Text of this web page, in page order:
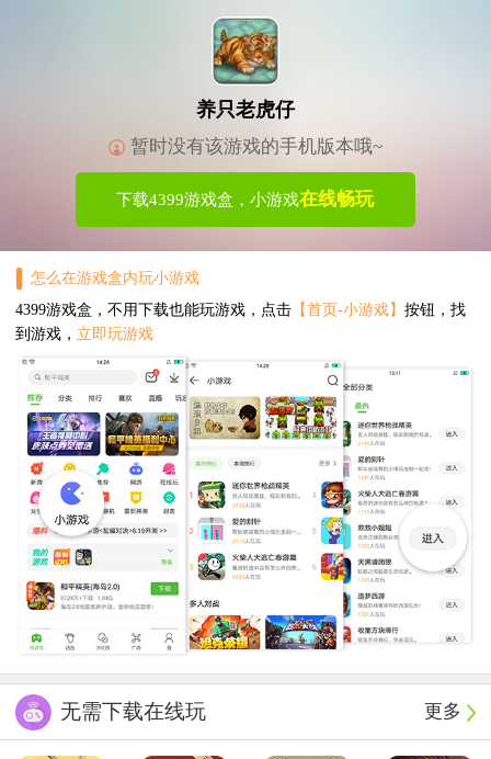
养只老虎仔
暂时没有该游戏的手机版本哦~
下载4399游戏盒，小游戏在线畅玩
怎么在游戏盒内玩小游戏
4399游戏盒，不用下载也能玩游戏，点击【首页-小游戏】 按钮，找
到游戏， 立即玩游戏
更多
无需下载在线玩